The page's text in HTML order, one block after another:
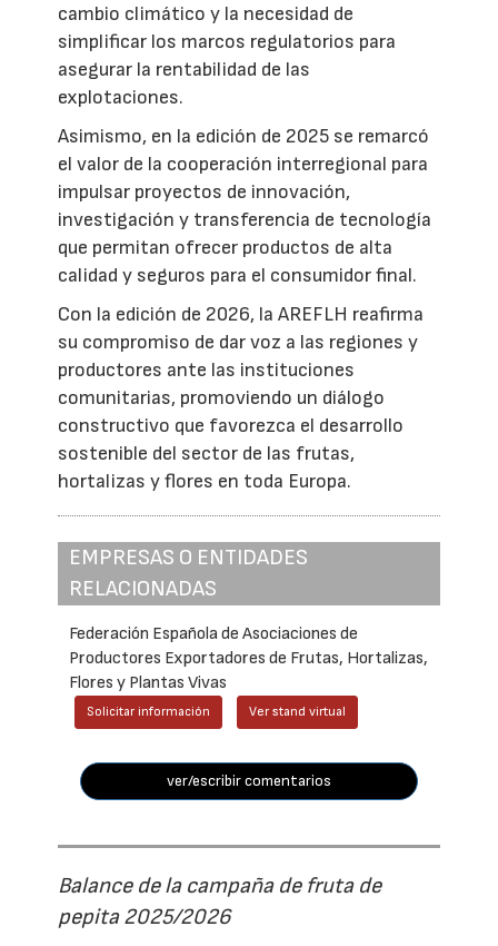
cambio climático y la necesidad de
simplificar los marcos regulatorios para
asegurar la rentabilidad de las
explotaciones.
Asimismo, en la edición de 2025 se remarcó
el valor de la cooperación interregional para
impulsar proyectos de innovación,
investigación y transferencia de tecnología
que permitan ofrecer productos de alta
calidad y seguros para el consumidor final.
Con la edición de 2026, la AREFLH reafirma
su compromiso de dar voz a las regiones y
productores ante las instituciones
comunitarias, promoviendo un diálogo
constructivo que favorezca el desarrollo
sostenible del sector de las frutas,
hortalizas y flores en toda Europa.
EMPRESAS O ENTIDADES
RELACIONADAS
Federación Española de Asociaciones de
Productores Exportadores de Frutas, Hortalizas,
Flores y Plantas Vivas
Solicitar información Ver stand virtual
ver/escribir comentarios
Balance de la campaña de fruta de
pepita 2025/2026